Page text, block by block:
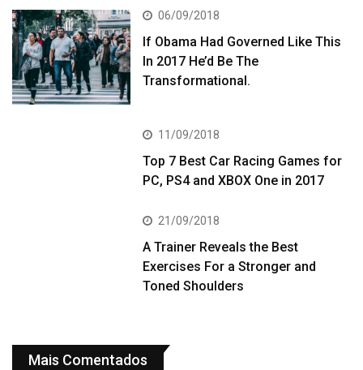
06/09/2018
If Obama Had Governed Like This
In 2017 He’d Be The
Transformational.
11/09/2018
Top 7 Best Car Racing Games for
PC, PS4 and XBOX One in 2017
21/09/2018
A Trainer Reveals the Best
Exercises For a Stronger and
Toned Shoulders
Mais Comentados